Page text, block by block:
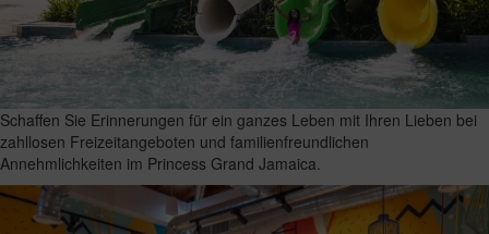
Schaffen Sie Erinnerungen für ein ganzes Leben mit Ihren Lieben bei
zahllosen Freizeitangeboten und familienfreundlichen
Annehmlichkeiten im Princess Grand Jamaica.